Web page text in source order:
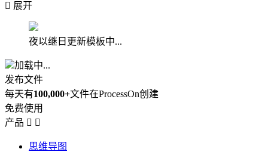
 展开
夜以继日更新模板中...
加载中...
发布文件
每天有100,000+文件在ProcessOn创建
免费使用
产品  
思维导图